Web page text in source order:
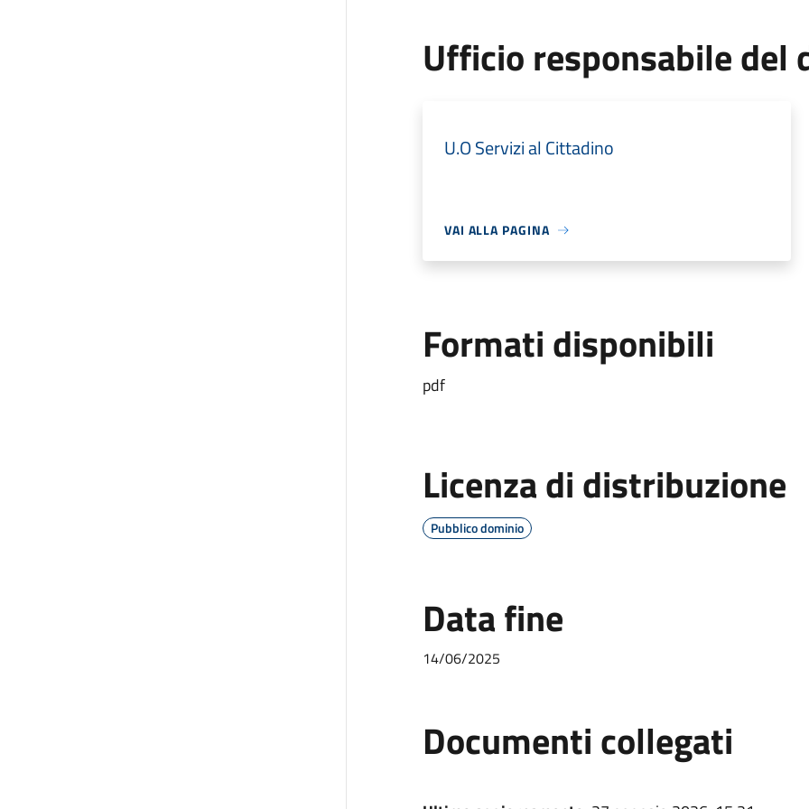
Ufficio responsabile del
U.O Servizi al Cittadino
VAI ALLA PAGINA
Formati disponibili
pdf
Licenza di distribuzione
Pubblico dominio
Data fine
14/06/2025
Documenti collegati